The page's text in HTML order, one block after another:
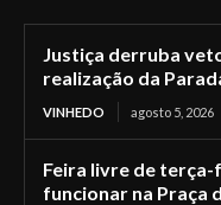
Justiça derruba
realização da
VINHEDO agosto 5, 2026
Feira livre de terça-
funcionar na Praça